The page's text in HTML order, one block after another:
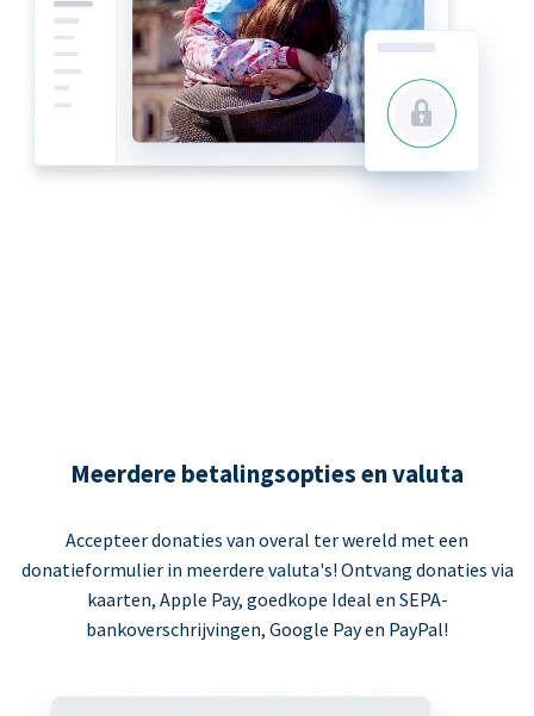
Meerdere betalingsopties en valuta
Accepteer donaties van overal ter wereld met een
donatieformulier in meerdere valuta's! Ontvang donaties via
kaarten, Apple Pay, goedkope Ideal en SEPA-
bankoverschrijvingen, Google Pay en PayPal!